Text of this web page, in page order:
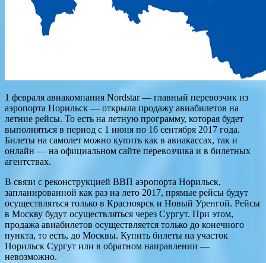
1 февраля авиакомпания Nordstar — главный перевозчик из
аэропорта Норильск — открыла продажу авиабилетов на
летние рейсы. То есть на летную программу, которая будет
выполняться в период с 1 июня по 16 сентября 2017 года.
Билеты на самолет можно купить как в авиакассах, так и
онлайн — на официальном сайте перевозчика и в билетных
агентствах.
В связи с реконструкцией ВВП аэропорта Норильск,
запланированной как раз на лето 2017, прямые рейсы будут
осуществляться только в Красноярск и Новый Уренгой. Рейсы
в Москву будут осуществляться через Сургут. При этом,
продажа авиабилетов осуществляется только до конечного
пункта, то есть, до Москвы. Купить билеты на участок
Норильск Сургут или в обратном направлении —
невозможно.